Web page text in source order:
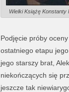
Wielki Książę Konstanty
Podjęcie próby
ostatniego etapu
jego starszy brat,
niekończących się
jeszcze tak